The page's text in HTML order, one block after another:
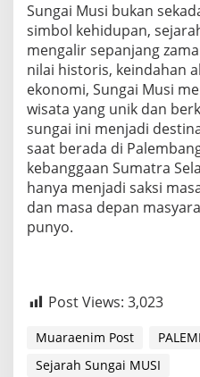
Sungai Musi bukan
simbol kehidupan,
mengalir sepanjang
nilai historis, keindahan
ekonomi, Sungai Musi
wisata yang unik dan
sungai ini menjadi
saat berada di
kebanggaan Sumatra
hanya menjadi saksi
dan masa depan
punyo.
Post Views: 3,023
Muaraenim Post
Sejarah Sungai MUSI